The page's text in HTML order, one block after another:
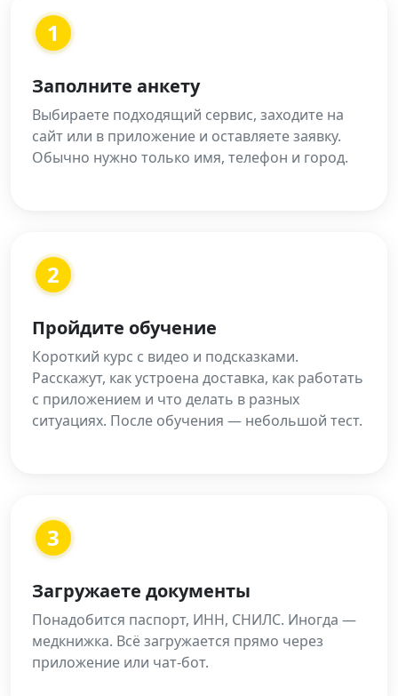
1
Заполните анкету
Выбираете подходящий сервис, заходите на
сайт или в приложение и оставляете заявку.
Обычно нужно только имя, телефон и город.
2
Пройдите обучение
Короткий курс с видео и подсказками.
Расскажут, как устроена доставка, как работать
с приложением и что делать в разных
ситуациях. После обучения — небольшой тест.
3
Загружаете документы
Понадобится паспорт, ИНН, СНИЛС. Иногда —
медкнижка. Всё загружается прямо через
приложение или чат-бот.